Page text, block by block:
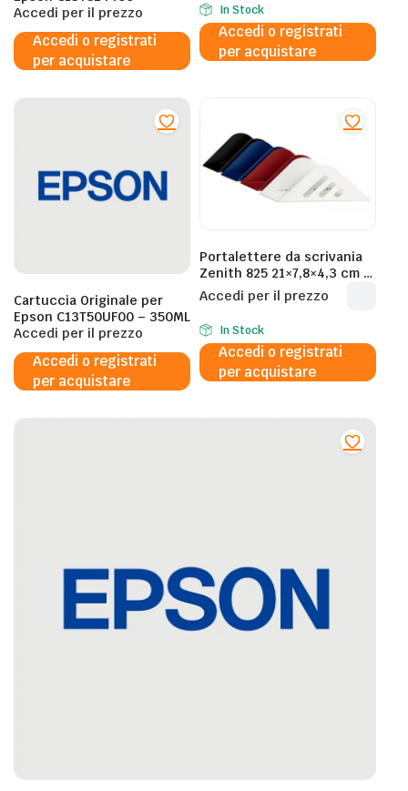
Accedi per il prezzo
Accedi o registrati
per acquistare
In Stock
Accedi o registrati
per acquistare
Cartuccia Originale per
Epson C13T50UF00 – 350ML
Accedi per il prezzo
Accedi o registrati
per acquistare
Portalettere da scrivania
Zenith 825 21×7,8×4,3 cm –
nero 0608250001
Accedi per il prezzo
In Stock
Accedi o registrati
per acquistare